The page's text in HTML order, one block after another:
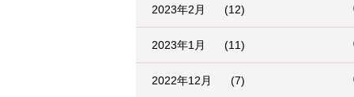
2023年2月 (12)
2023年1月 (11)
2022年12月 (7)